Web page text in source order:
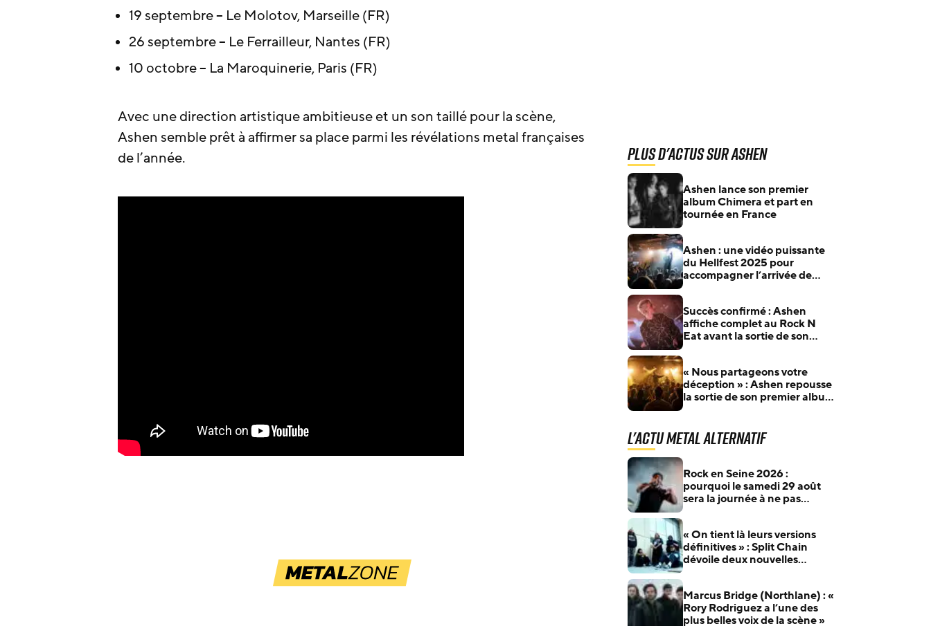
19 septembre – Le Molotov, Marseille (FR)
26 septembre – Le Ferrailleur, Nantes (FR)
10 octobre – La Maroquinerie, Paris (FR)
Avec une direction artistique ambitieuse et un son taillé pour la scène,
Ashen semble prêt à affirmer sa place parmi les révélations metal françaises
de l’année.
Plus d'actus sur Ashen
Ashen lance son premier
album Chimera et part en
tournée en France
Ashen : une vidéo puissante
du Hellfest 2025 pour
accompagner l’arrivée de
Succès confirmé : Ashen
affiche complet au Rock N
Eat avant la sortie de son
« Nous partageons votre
déception » : Ashen repousse
la sortie de son premier album
L'actu Metal Alternatif
Rock en Seine 2026 :
pourquoi le samedi 29 août
sera la journée à ne pas
« On tient là leurs versions
définitives » : Split Chain
dévoile deux nouvelles
Marcus Bridge (Northlane) : «
Rory Rodriguez a l’une des
plus belles voix de la scène »